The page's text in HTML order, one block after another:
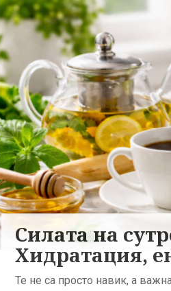
Силата на
Хидратация,
Те не са просто навик, а